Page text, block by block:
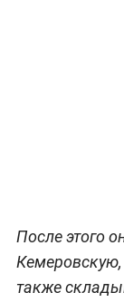
После этого
также